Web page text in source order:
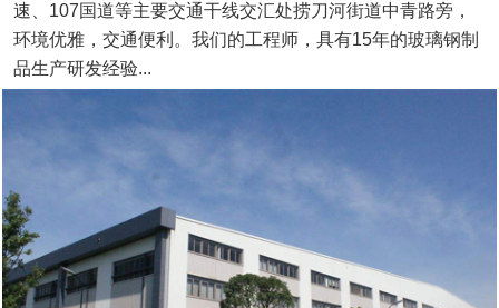
速、107国道等主要交通干线交汇处捞刀河街道中青路旁，
环境优雅，交通便利。我们的工程师，具有15年的玻璃钢制
品生产研发经验...